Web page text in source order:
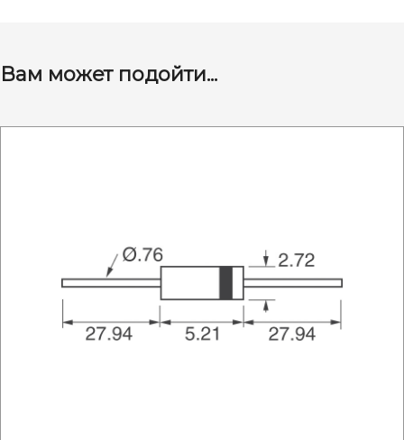
Вам может подойти...